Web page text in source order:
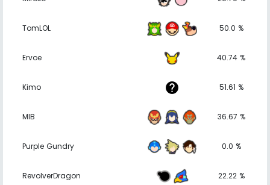
TomLOL 50.0 %
Ervoe 40.74 %
Kimo 51.61 %
MIB 36.67 %
Purple Gundry 0.0 %
RevolverDragon 22.22 %